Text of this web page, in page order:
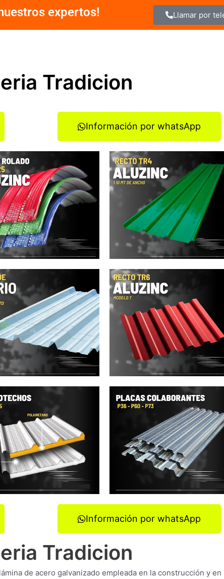
expertos! Llamar por
Tradicion
Información por whatsApp
Información por whatsApp
Tradicion
de acero galvanizado empleada en la construcción y en